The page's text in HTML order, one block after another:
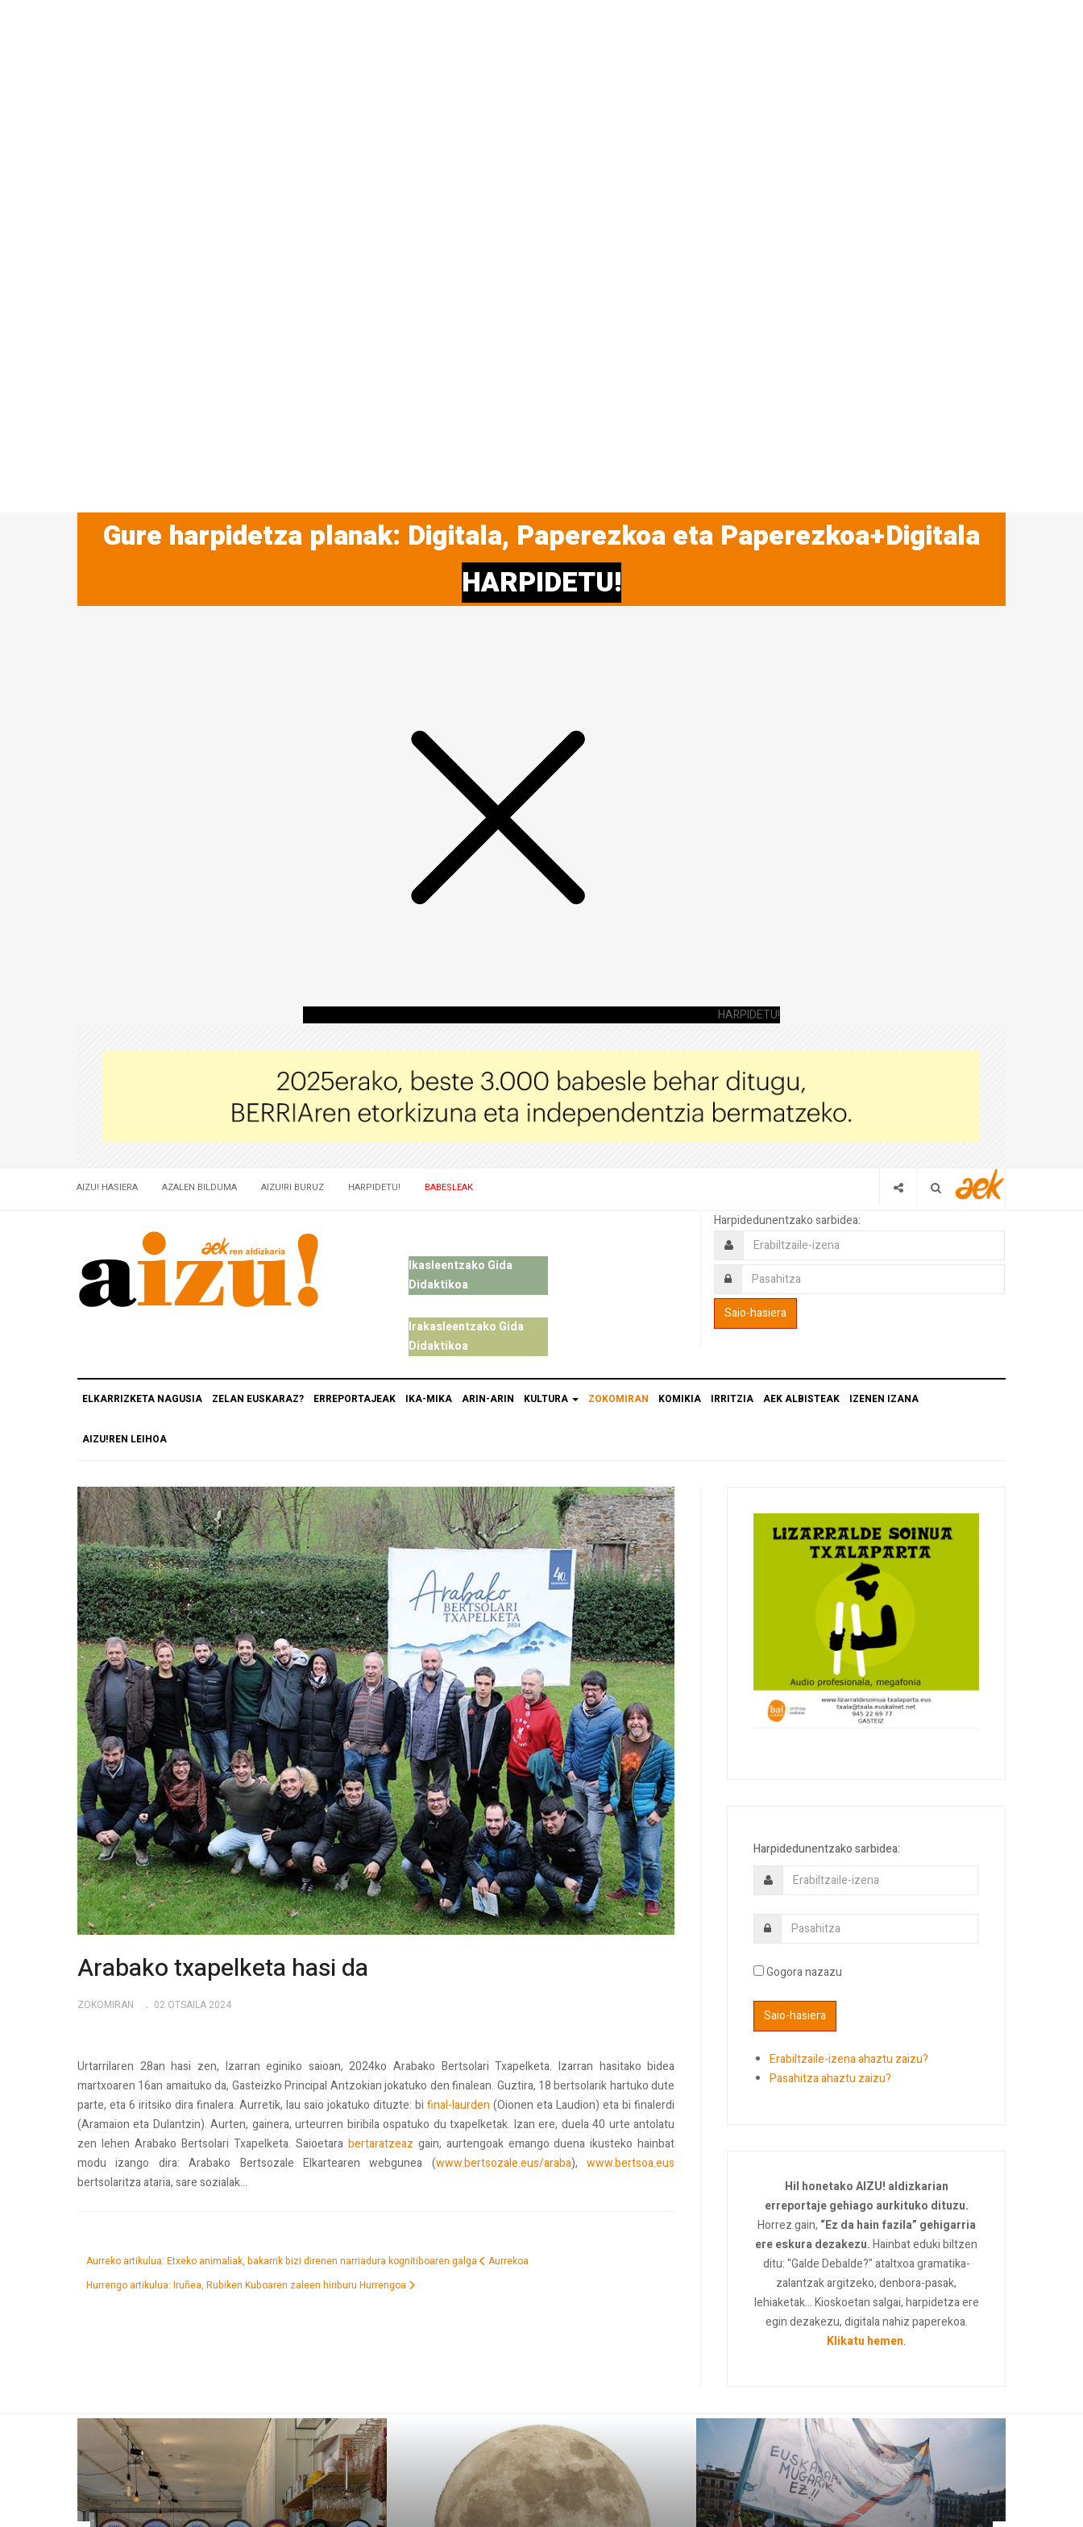
Gure harpidetza planak: Digitala, Paperezkoa eta Paperezkoa+Digitala
HARPIDETU!
HARPIDETU!
AIZU! HASIERA AZALEN BILDUMA AIZU!RI BURUZ HARPIDETU! BABESLEAK
Ikasleentzako Gida
Didaktikoa
Irakasleentzako Gida
Didaktikoa
Harpidedunentzako sarbidea:
ELKARRIZKETA NAGUSIA ZELAN EUSKARAZ? ERREPORTAJEAK IKA-MIKA ARIN-ARIN KULTURA ZOKOMIRAN KOMIKIA IRRITZIA AEK ALBISTEAK IZENEN IZANA
AIZU!REN LEIHOA
Arabako txapelketa hasi da
ZOKOMIRAN 02 OTSAILA 2024
Urtarrilaren 28an hasi zen, Izarran eginiko saioan, 2024ko Arabako Bertsolari Txapelketa. Izarran hasitako bidea
martxoaren 16an amaituko da, Gasteizko Principal Antzokian jokatuko den finalean. Guztira, 18 bertsolarik hartuko dute
parte, eta 6 iritsiko dira finalera. Aurretik, lau saio jokatuko dituzte: bifinal-laurden (Oionen eta Laudion) eta bi finalerdi
(Aramaion eta Dulantzin). Aurten, gainera, urteurren biribila ospatuko du txapelketak. Izan ere, duela 40 urte antolatu
zen lehen Arabako Bertsolari Txapelketa. Saioetara bertaratzeaz gain, aurtengoak emango duena ikusteko hainbat
modu izango dira: Arabako Bertsozale Elkartearen webgunea (www.bertsozale.eus/araba),www.bertsoa.eus
bertsolaritza ataria, sare sozialak...
Aurreko artikulua: Etxeko animaliak, bakarrik bizi direnen narriadura kognitiboaren galga
Aurrekoa
Hurrengo artikulua: Iruñea, Rubiken Kuboaren zaleen hiriburu Hurrengoa
Harpidedunentzako sarbidea:
Gogora nazazu
Erabiltzaile-izena ahaztu zaizu?
Pasahitza ahaztu zaizu?
Hil honetako AIZU! aldizkarian
erreportaje gehiago aurkituko dituzu.
Horrez gain, “Ez da hain fazila” gehigarria
ere eskura dezakezu.Hainbat eduki biltzen
ditu: "Galde Debalde?" ataltxoa gramatika-
zalantzak argitzeko, denbora-pasak,
lehiaketak... Kioskoetan salgai, harpidetza ere
egin dezakezu, digitala nahiz paperekoa.
Klikatu hemen.